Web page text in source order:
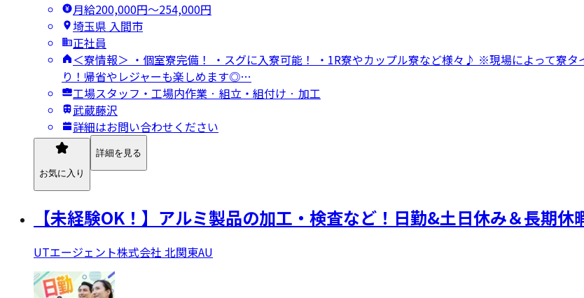
月給200,000円〜254,000円
埼玉県 入間市
正社員
＜寮情報＞ ・個室寮完備！ ・スグに入寮可能！ ・1R寮やカップル寮など様々♪ ※現場によって寮
り！帰省やレジャーも楽しめます◎…
工場スタッフ・工場内作業 · 組立・組付け · 加工
武蔵藤沢
詳細はお問い合わせください
お気に入り
詳細を見る
【未経験OK！】アルミ製品の加工・検査など！日勤&土日休み＆長期
UTエージェント株式会社 北関東AU